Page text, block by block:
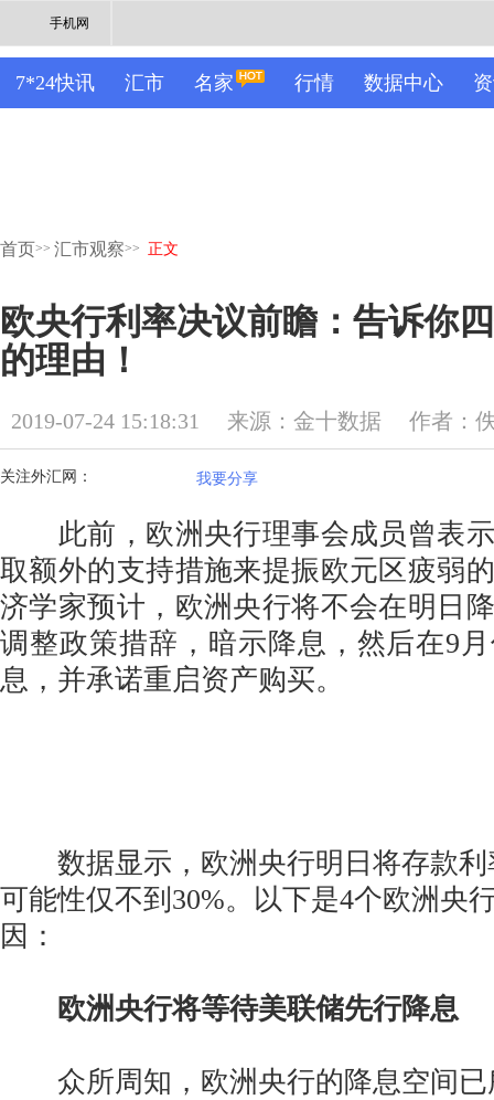
手机网
7*24快讯 汇市 名家 行情 数据中心
首页>> 汇市观察>> 正文
欧央行利率决议前瞻：告诉你
的理由！
2019-07-24 15:18:31 来源：金十数据 作者：
关注外汇网： 我要分享
此前，欧洲央行理事会成员曾表示
取额外的支持措施来提振欧元区疲弱
济学家预计，欧洲央行将不会在明日
调整政策措辞，暗示降息，然后在9
息，并承诺重启资产购买。
数据显示，欧洲央行明日将存款利
可能性仅不到30%。以下是4个欧洲央
因：
欧洲央行将等待美联储先行降息
众所周知，欧洲央行的降息空间已